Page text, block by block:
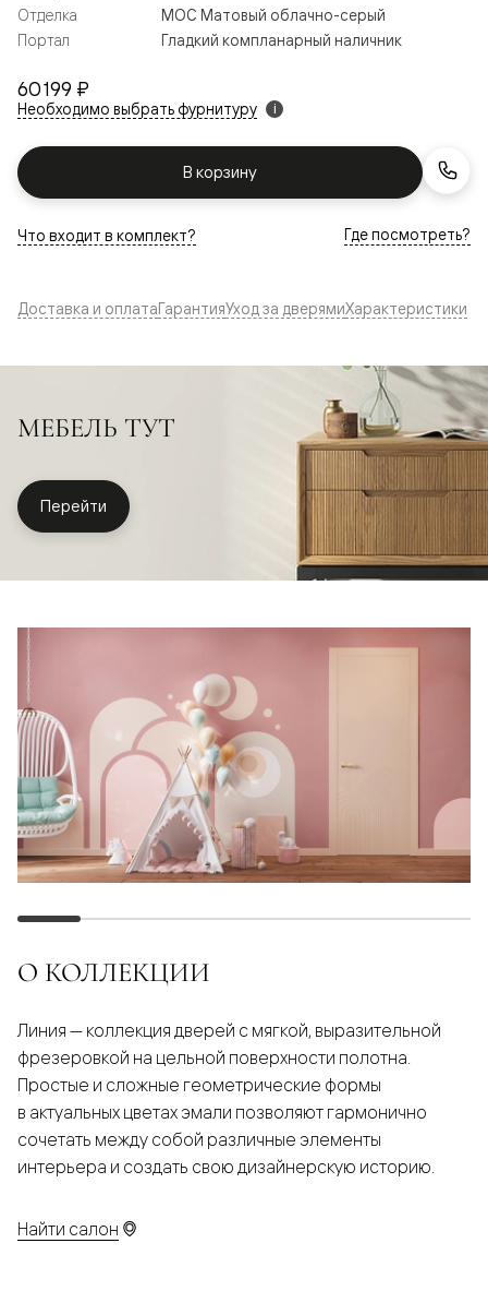
60 199 ₽
Необходимо выбрать фурнитуру i
В корзину
Отделка
МОС Матовый облачно-серый
Портал
Гладкий компланарный наличник
Что входит в комплект? Где посмотреть?
Доставка и оплатаГарантияУход за дверямиХарактеристики
МЕБЕЛЬ ТУТ
Перейти
О КОЛЛЕКЦИИ
Линия — коллекция дверей с мягкой, выразительной
фрезеровкой на цельной поверхности полотна.
Простые и сложные геометрические формы
в актуальных цветах эмали позволяют гармонично
сочетать между собой различные элементы
интерьера и создать свою дизайнерскую историю.
Найти салон